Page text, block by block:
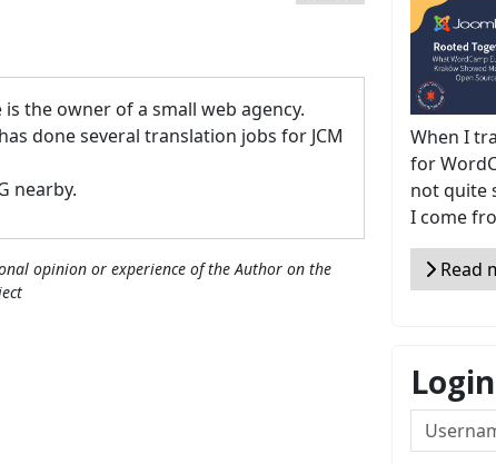
the owner of a small web agency.
done several translation jobs for JCM
nearby.
opinion or experience of the Author on the
When I
for
not quite
I come
Read
Login
Username